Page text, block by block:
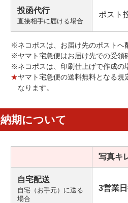
投函代行
直接相手に届ける場合
ポスト
※ネコポスは、お届け先のポストへ
※ヤマト宅急便はお届け先での受領
※ネコポスは、印刷仕上げで作成の
★ヤマト宅急便の送料無料となる
なります。
納期について
写真キ
自宅配送
自宅（お手元）に送る
場合
3営業